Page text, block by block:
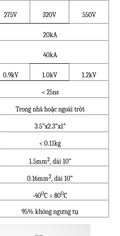
275V 320V 550V
20kA
40kA
0.9kV 1.0kV 1.2kV
< 25ns
Trong nhà hoặc ngoài trời
3.5”x2.3”x1”
< 0.11kg
1.5mm2, dài 10”
0.16mm2, dài 10”
-400C ÷ 800C
95% không ngưng tụ